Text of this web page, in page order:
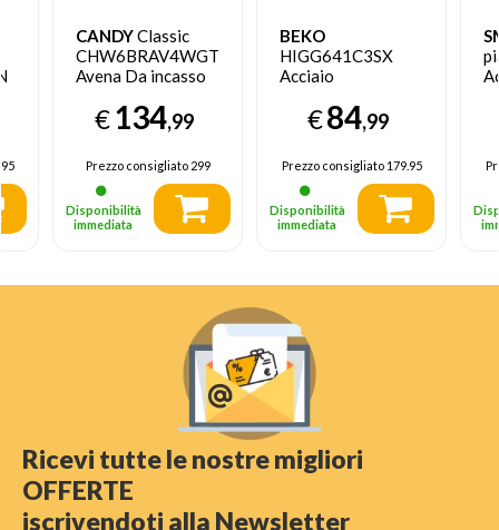
CANDYClassic
CHW6BRAV4WGT
Avena Da incasso
Fornello(i)
€134,99
Prezzo consigliato299
Disponibilità
immediata
BEKO
HIGG641C3SX
Acciaio
incasso 60 cm Gas
4 Fornello(i)
€84,99
Prezzo consigliato179.95
Disponibilità
immediata
Ricevi tutte le nostre migliori
OFFERTE
iscrivendoti alla Newsletter